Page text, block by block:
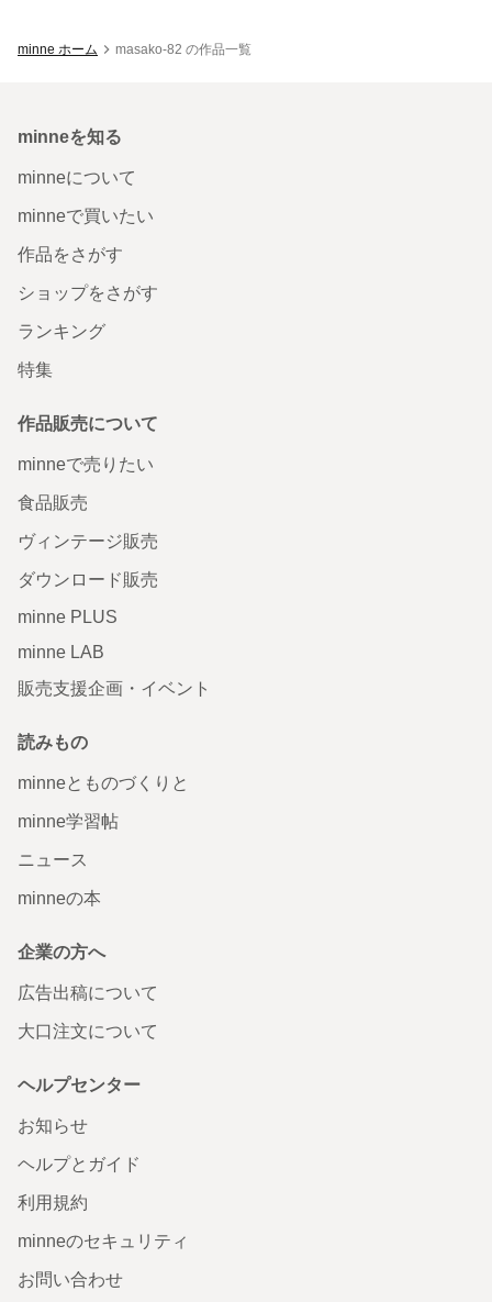
minne ホーム masako-82 の作品一覧
minneを知る
minneについて
minneで買いたい
作品をさがす
ショップをさがす
ランキング
特集
作品販売について
minneで売りたい
食品販売
ヴィンテージ販売
ダウンロード販売
minne PLUS
minne LAB
販売支援企画・イベント
読みもの
minneとものづくりと
minne学習帖
ニュース
minneの本
企業の方へ
広告出稿について
大口注文について
ヘルプセンター
お知らせ
ヘルプとガイド
利用規約
minneのセキュリティ
お問い合わせ